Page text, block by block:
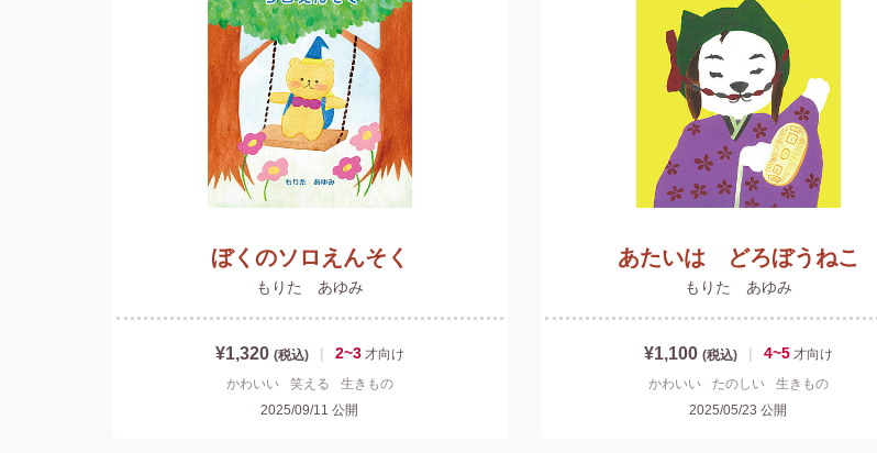
ぼくのソロえんそく
もりた あゆみ
¥1,320 (税込) | 2~3 才向け
かわいい
笑える
生きもの
2025/09/11 公開
あたいは どろぼうねこ
もりた あゆみ
¥1,100 (税込) | 4~5 才向け
かわいい
たのしい
生きもの
2025/05/23 公開